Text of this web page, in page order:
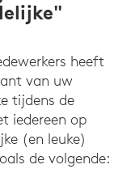
heeft
van uw
tijdens de
iedereen op
(en leuke)
de volgende: